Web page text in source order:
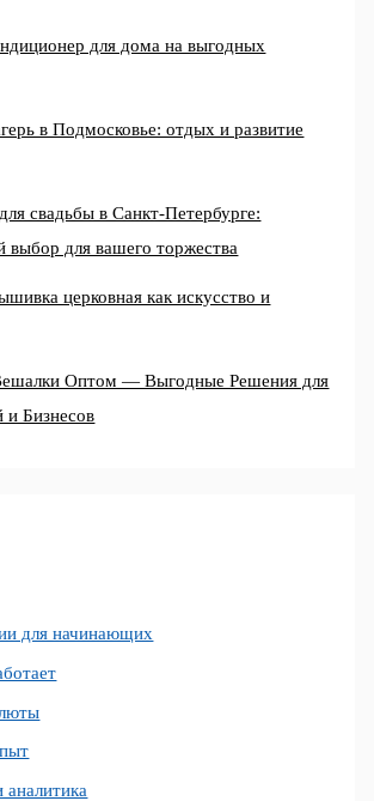
для дома на выгодных
в Подмосковье: отдых и развитие
свадьбы в Санкт-Петербурге:
выбор для вашего торжества
церковная как искусство и
Оптом — Выгодные Решения для
и Бизнесов
для начинающих